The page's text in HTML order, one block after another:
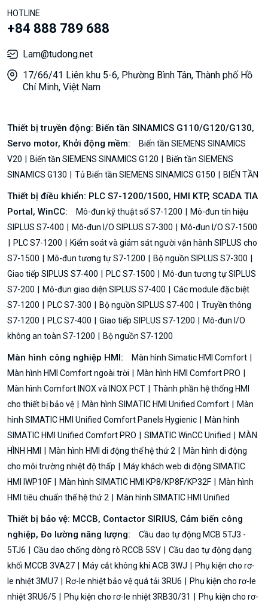
HOTLINE
+84 888 789 688
Lam@tudong.net
17/66/41 Liên khu 5-6, Phường Bình Tân, Thành phố Hồ
Chí Minh, Việt Nam
Thiết bị truyền động: Biến tần SINAMICS G110/G120/G130,
Servo motor, Khởi động mềm:
Biến tần SIEMENS SINAMICS
V20
Biến tần SIEMENS SINAMICS G120
Biến tần SIEMENS
SINAMICS G130
Tủ Biến tần SIEMENS SINAMICS G150 BIẾN TẦN
Thiết bị điều khiển: PLC S7-1200/1500, HMI KTP, SCADA TIA
Portal, WinCC:
Mô-đun kỹ thuật số S7-1200
Mô-đun tín hiệu
SIPLUS S7-400
Mô-đun I/O SIPLUS S7-300
Mô-đun I/O S7-1500
PLC S7-1200
Kiểm soát và giám sát người vận hành SIPLUS cho
S7-1500
Mô-đun tương tự S7-1200
Bộ nguồn SIPLUS S7-300
Giao tiếp SIPLUS S7-400
PLC S7-1500
Mô-đun tương tự SIPLUS
S7-200
Mô-đun giao diện SIPLUS S7-400
Các module đặc biệt
S7-1200
PLC S7-300 Bộ nguồn SIPLUS S7-400
Truyền thông
S7-1200
PLC S7-400 Giao tiếp SIPLUS S7-1200
Mô-đun I/O
không an toàn S7-1200
Bộ nguồn S7-1200
Màn hình công nghiệp HMI:
Màn hình Simatic HMI Comfort
Màn hình HMI Comfort ngoài trời
Màn hình HMI Comfort PRO
Màn hình Comfort INOX và INOX PCT
Thành phần hệ thống HMI
cho thiết bị bảo vệ
Màn hình SIMATIC HMI Unified Comfort
Màn
hình SIMATIC HMI Unified Comfort Panels Hygienic
Màn hình
SIMATIC HMI Unified Comfort PRO
SIMATIC WinCC Unified
MÀN
HÌNH HMI
Màn hình HMI di động thế hệ thứ 2
Màn hình di động
cho môi trường nhiệt độ thấp
Máy khách web di động SIMATIC
HMI IWP10F
Màn hình SIMATIC HMI KP8/KP8F/KP32F
Màn hình
HMI tiêu chuẩn thế hệ thứ 2
Màn hình SIMATIC HMI Unified
Thiết bị bảo vệ: MCCB, Contactor SIRIUS, Cảm biến công
nghiệp, Đo lường năng lượng:
Cầu dao tự động MCB 5TJ3 -
5TJ6
Cầu dao chống dòng rò RCCB 5SV
Cầu dao tự động dạng
khối MCCB 3VA27
Máy cắt không khí ACB 3WJ
Phụ kiện cho rơ-
le nhiệt 3MU7
Rơ-le nhiệt bảo vệ quá tải 3RU6
Phụ kiện cho rơ-le
nhiệt 3RU6/5
Phụ kiện cho rơ-le nhiệt 3RB30/31
Phụ kiện cho rơ-